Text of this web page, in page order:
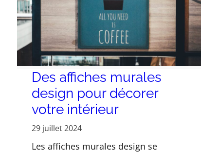
Des affiches murales
design pour décorer
votre intérieur
29 juillet 2024
Les affiches murales design se